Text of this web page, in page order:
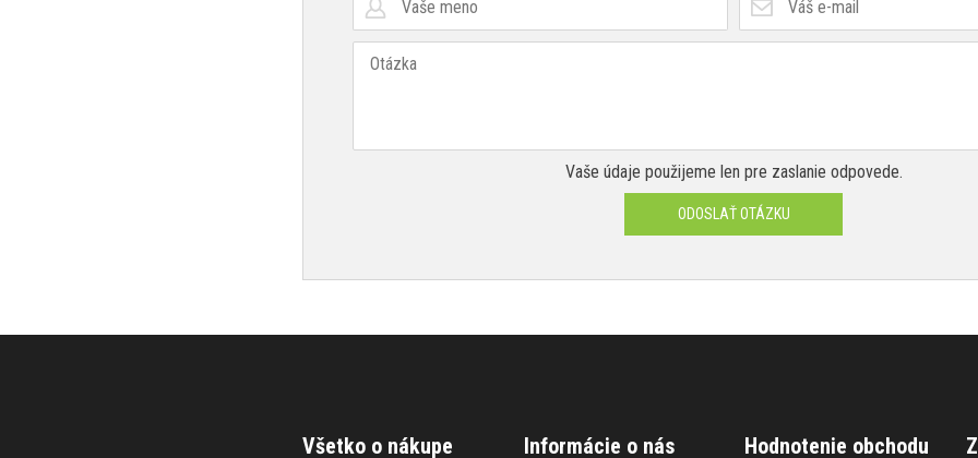
Vaše údaje použijeme len pre zaslanie odpovede.
ODOSLAŤ OTÁZKU
Všetko o nákupe Informácie o nás Hodnotenie obchodu